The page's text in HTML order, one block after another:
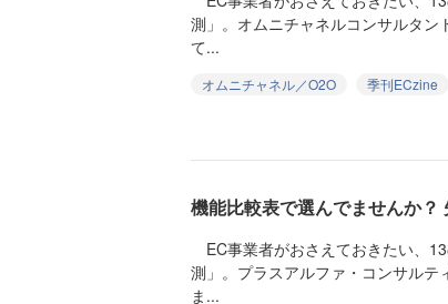
測」。オムニチャネルコンサルタ
て...
オムニチャネル／O2O 季刊ECzine
機能比較表で選んでませんか
EC事業者がおさえておきたい、
測」。プラスアルファ・コンサルテ
ま...